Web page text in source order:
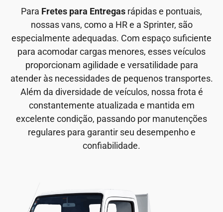
Para Fretes para Entregas rápidas e pontuais,
nossas vans, como a HR e a Sprinter, são
especialmente adequadas. Com espaço suficiente
para acomodar cargas menores, esses veículos
proporcionam agilidade e versatilidade para
atender às necessidades de pequenos transportes.
Além da diversidade de veículos, nossa frota é
constantemente atualizada e mantida em
excelente condição, passando por manutenções
regulares para garantir seu desempenho e
confiabilidade.